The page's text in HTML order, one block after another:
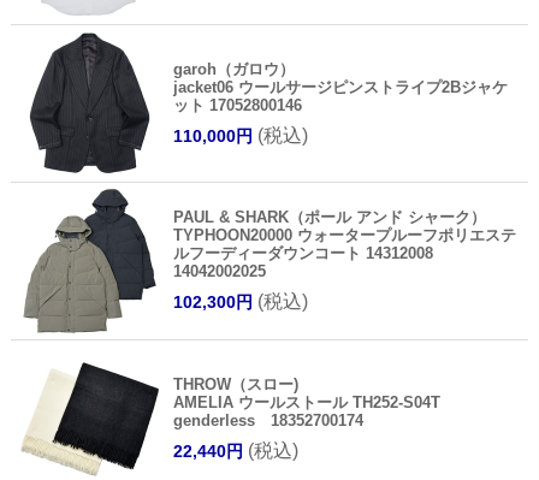
garoh（ガロウ）
jacket06 ウールサージピンストライプ2Bジャケ
ット 17052800146
110,000円 (税込)
PAUL & SHARK（ポール アンド シャーク）
TYPHOON20000 ウォータープルーフポリエステ
ルフーディーダウンコート 14312008
14042002025
102,300円 (税込)
THROW（スロー)
AMELIA ウールストール TH252-S04T
genderless 18352700174
22,440円 (税込)